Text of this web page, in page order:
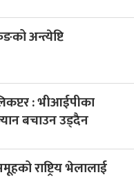
अन्त्येष्टि
: भीआईपीका
बचाउन उड्दैन
राष्ट्रिय भेलालाई